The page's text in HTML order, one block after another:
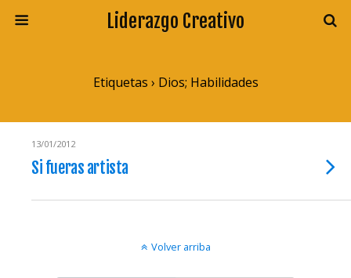
Liderazgo Creativo
Etiquetas › Dios; Habilidades
13/01/2012
Si fueras artista
Volver arriba